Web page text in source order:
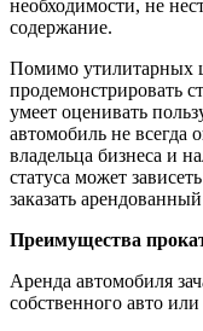
необходимости, не
содержание.
Помимо утилитарных
продемонстрировать
умеет оценивать
автомобиль не всегда
владельца бизнеса и
статуса может
заказать
Преимущества
Аренда автомобиля
собственного авто